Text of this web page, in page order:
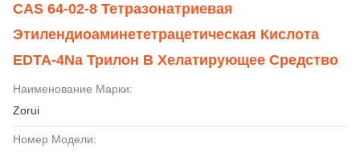
CAS 64-02-8 Тетразонатриевая
Этилендиоаминететрацетическая Кислота
EDTA-4Na Трилон B Хелатирующее Средство
Наименование Марки:
Zorui
Номер Модели: